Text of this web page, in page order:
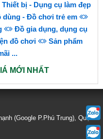
Thiết bị - Dụng cụ làm đẹp
dùng - Đồ chơi trẻ em
Đồ gia dụng, dụng cụ
đồ chơi
Sản phẩm
...
MỚI NHẤT
(Google P.Phú Trung), Quận